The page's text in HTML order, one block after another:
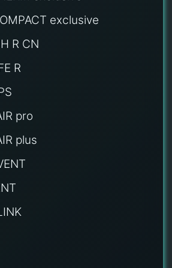
exclusive
R CN
R
pro
plus